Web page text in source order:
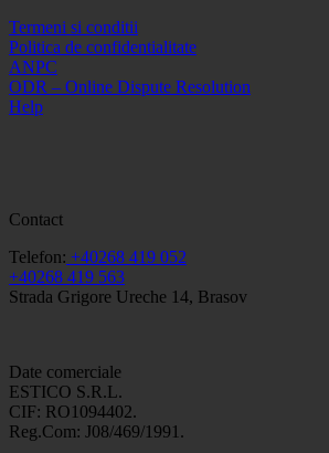
Termeni si conditii
Politica de confidentialitate
ANPC
ODR – Online Dispute Resolution
Help
Contact
Telefon: +40268 419 052
+40268 419 563
Strada Grigore Ureche 14, Brasov
Date comerciale
ESTICO S.R.L.
CIF: RO1094402.
Reg.Com: J08/469/1991.